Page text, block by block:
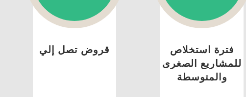
فترة استخلاص
للمشاريع الصغرى
والمتوسطة
قروض تصل إلي